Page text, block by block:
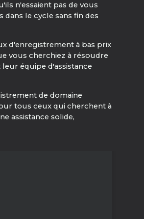
n'essaient pas de vous
le cycle sans fin des
d'enregistrement à bas prix
vous cherchiez à résoudre
équipe d'assistance
de domaine
tous ceux qui cherchent à
assistance solide,